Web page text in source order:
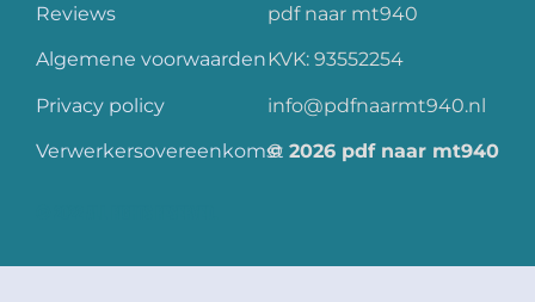
Reviews
Algemene voorwaarden
Privacy policy
Verwerkersovereenkomst
pdf naar mt940
KVK: 93552254
info@pdfnaarmt940.nl
© 2026 pdf naar mt940